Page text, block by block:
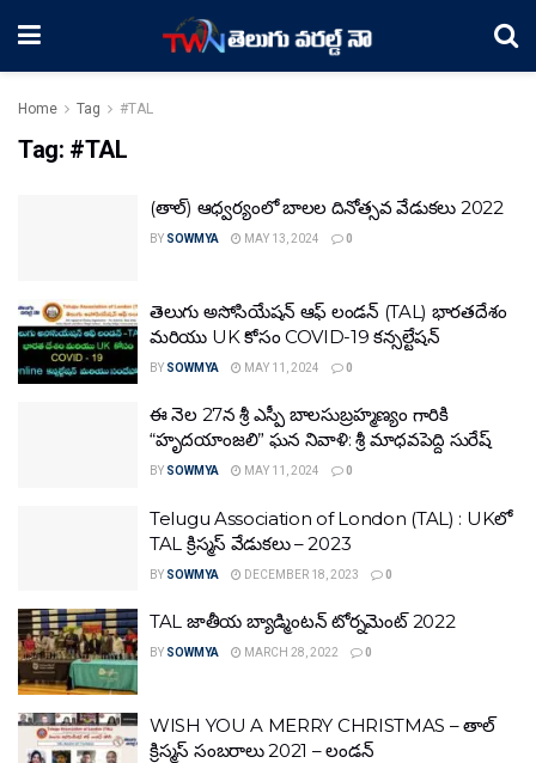
Home Tag #TAL
Tag: #TAL
(తాల్) ఆధ్వర్యంలో బాలల దినోత్సవ వేడుకలు 2022
BY SOWMYA MAY 13, 2024 0
తెలుగు అసోసియేషన్ ఆఫ్ లండన్ (TAL) భారతదేశం
మరియు UK కోసం COVID-19 కన్సల్టేషన్
BY SOWMYA MAY 11, 2024 0
ఈ నెల 27న శ్రీ ఎస్పీ బాలసుబ్రహ్మణ్యం గారికి
“హృదయాంజలి” ఘన నివాళి: శ్రీ మాధవపెద్ది సురేష్
BY SOWMYA MAY 11, 2024 0
Telugu Association of London (TAL) : UKలో
TAL క్రిస్మస్ వేడుకలు – 2023
BY SOWMYA DECEMBER 18, 2023 0
TAL జాతీయ బ్యాడ్మింటన్ టోర్నమెంట్ 2022
BY SOWMYA MARCH 28, 2022 0
WISH YOU A MERRY CHRISTMAS – తాల్
క్రిస్మస్ సంబరాలు 2021 – లండన్